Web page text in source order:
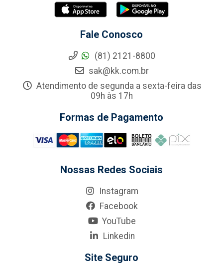
Fale Conosco
(81) 2121-8800
sak@kk.com.br
Atendimento de segunda a sexta-feira das
09h às 17h
Formas de Pagamento
Nossas Redes Sociais
Instagram
Facebook
YouTube
Linkedin
Site Seguro